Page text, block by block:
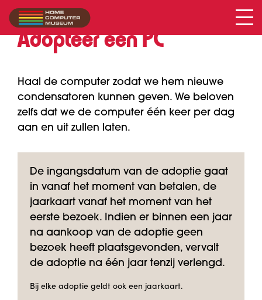
Adopteer een PC
Haal de computer zodat we hem nieuwe
condensatoren kunnen geven. We beloven
zelfs dat we de computer één keer per dag
aan en uit zullen laten.
De ingangsdatum van de adoptie gaat
in vanaf het moment van betalen, de
jaarkaart vanaf het moment van het
eerste bezoek. Indien er binnen een jaar
na aankoop van de adoptie geen
bezoek heeft plaatsgevonden, vervalt
de adoptie na één jaar tenzij verlengd.
Bij elke adoptie geldt ook een jaarkaart.